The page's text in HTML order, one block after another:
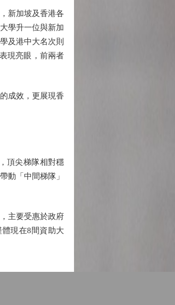
新加坡及香港各
學升一位與新加
及港中大名次則
現亮眼，前兩者
成效，更展現香
頂尖梯隊相對穩
動「中間梯隊」
主要受惠於政府
現在8間資助大